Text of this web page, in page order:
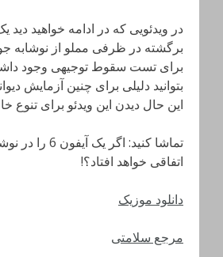
برگشته در ظرفی مملو از نوشابه
برای تست سقوط توجیهی وجود
بتوانید دلیلی برای چنین آزمایش
این حال دیدن این ویدئو برای
تماشا کنید: اگر
اتفاقی خواهد افتاد؟!
دانلود موزیک
مرجع سلامتی